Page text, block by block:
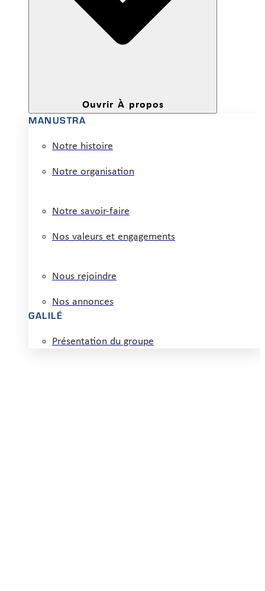
Ouvrir À propos
MANUSTRA
Notre histoire
Notre organisation
Notre savoir-faire
Nos valeurs et engagements
Nous rejoindre
Nos annonces
GALILÉ
Présentation du groupe